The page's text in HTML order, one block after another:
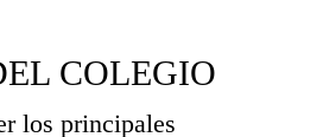
COLEGIO
los principales